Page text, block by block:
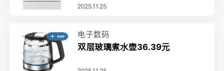
2025.11.25
电子数码
双层玻璃煮水壶36.39元